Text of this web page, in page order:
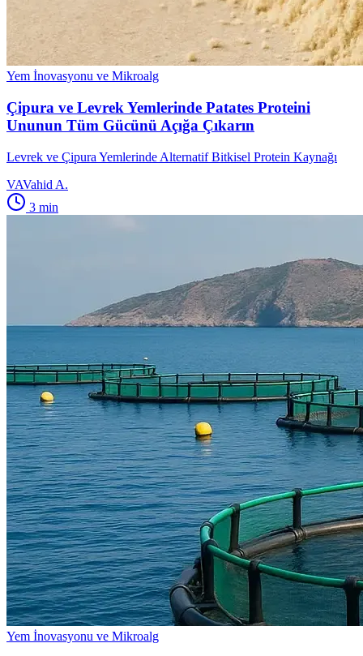
Yem İnovasyonu ve Mikroalg
Çipura ve Levrek Yemlerinde Patates Proteini
Ununun Tüm Gücünü Açığa Çıkarın
Levrek ve Çipura Yemlerinde Alternatif Bitkisel Protein Kaynağı
VAVahid A.
3 min
Yem İnovasyonu ve Mikroalg